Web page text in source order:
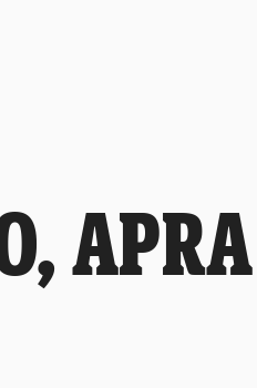
APRA